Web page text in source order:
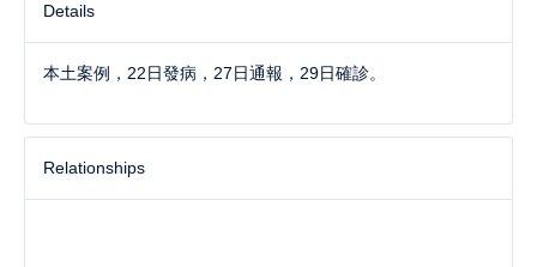
Details
本土案例，22日發病，27日通報，29日確診。
Relationships